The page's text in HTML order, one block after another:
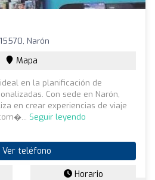
Narón
Mapa
en la planificación de
Con sede en Narón,
en crear experiencias de viaje
Seguir leyendo
Ver teléfono
Horario